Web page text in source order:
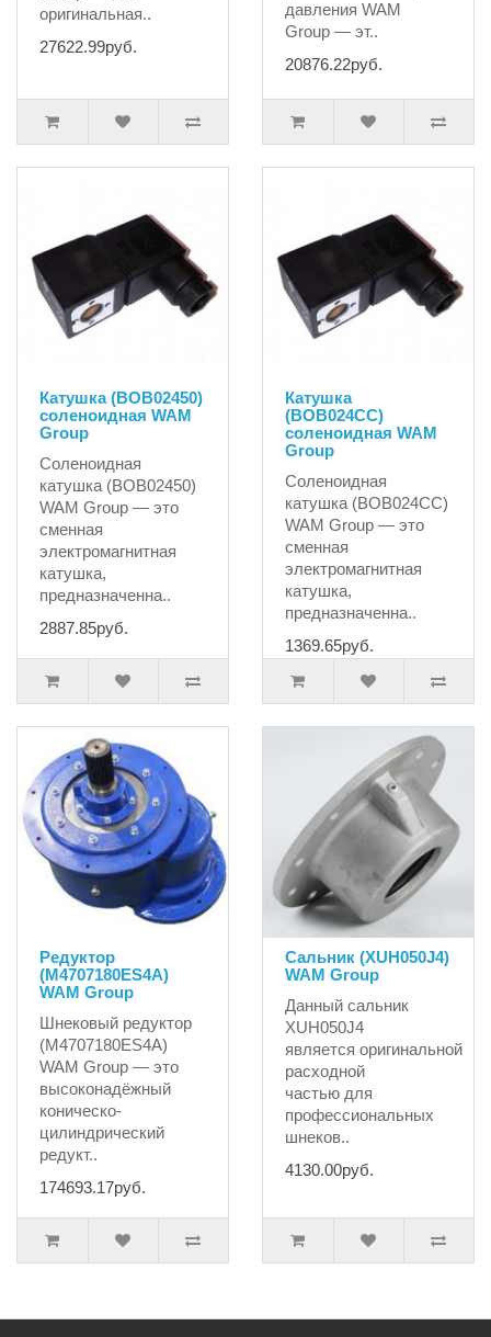
оригинальная..
27622.99руб.
давления WAM
Group — эт..
20876.22руб.
Катушка (BOB02450)
соленоидная WAM
Group
Соленоидная
катушка (BOB02450)
WAM Group — это
сменная
электромагнитная
катушка,
предназначенна..
2887.85руб.
Катушка
(BOB024CC)
соленоидная WAM
Group
Соленоидная
катушка (BOB024CC)
WAM Group — это
сменная
электромагнитная
катушка,
предназначенна..
1369.65руб.
Редуктор
(M4707180ES4A)
WAM Group
Шнековый редуктор
(M4707180ES4A)
WAM Group — это
высоконадёжный
коническо-
цилиндрический
редукт..
174693.17руб.
Сальник (XUH050J4)
WAM Group
Данный сальник
XUH050J4
является оригинальной
расходной
частью для
профессиональных
шнеков..
4130.00руб.